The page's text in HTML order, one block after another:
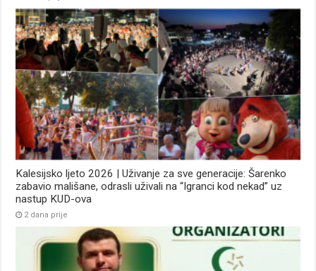
Kalesijsko ljeto 2026 | Uživanje za sve generacije: Šarenko
zabavio mališane, odrasli uživali na “Igranci kod nekad” uz
nastup KUD-ova
2 dana prije